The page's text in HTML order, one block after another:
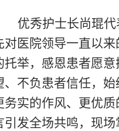
优秀护士长尚琨
对医院领导一直以来
托举，感恩患者愿
、不负患者信任，
务实的作风、更优
引发全场共鸣，现